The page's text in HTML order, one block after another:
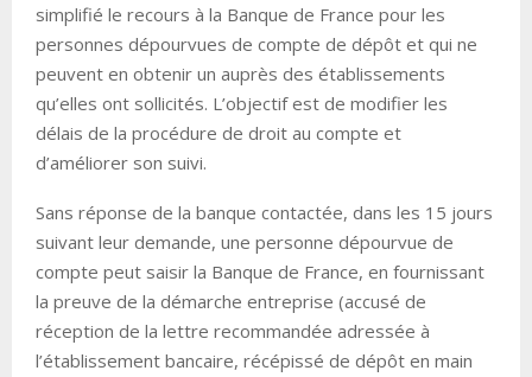
simplifié le recours à la Banque de France pour les
personnes dépourvues de compte de dépôt et qui ne
peuvent en obtenir un auprès des établissements
qu’elles ont sollicités. L’objectif est de modifier les
délais de la procédure de droit au compte et
d’améliorer son suivi.
Sans réponse de la banque contactée, dans les 15 jours
suivant leur demande, une personne dépourvue de
compte peut saisir la Banque de France, en fournissant
la preuve de la démarche entreprise (accusé de
réception de la lettre recommandée adressée à
l’établissement bancaire, récépissé de dépôt en main